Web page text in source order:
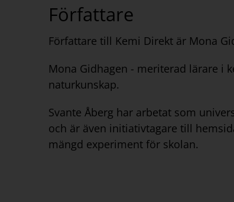
Författare
Författare till Kemi Direkt är Mona
Mona Gidhagen - meriterad lärare i
naturkunskap.
Svante Åberg har arbetat som
och är även initiativtagare till
mängd experiment för skolan.